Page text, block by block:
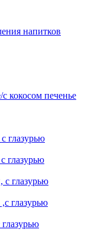
напитков
кокосом печенье
глазурью
глазурью
с глазурью
глазурью